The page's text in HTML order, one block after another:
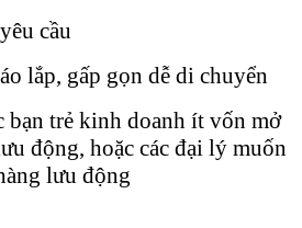
cầu
lắp, gấp gọn dễ di chuyển
bạn trẻ kinh doanh ít vốn mở
động, hoặc các đại lý muốn
lưu động